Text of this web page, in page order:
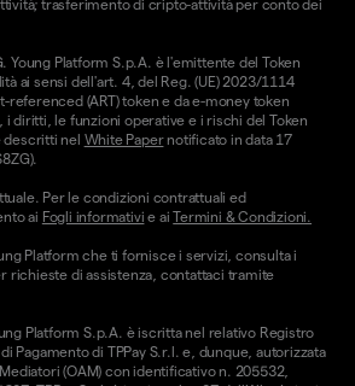
trasferimento di cripto-attività per conto dei
Young Platform S.p.A. è l'emittente del Token
ai sensi dell'art. 4, del Reg. (UE) 2023/1114
referenced (ART) token e da e-money token
i diritti, le funzioni operative e i rischi del Token
descritti nel White Papernotificato in data 17
Per le condizioni contrattuali ed
ai Fogli informativi e aiTermini & Condizioni.
Platform che ti fornisce i servizi, consulta i
richieste di assistenza, contattaci tramite
Platform S.p.A. è iscritta nel relativo Registro
Pagamento di TPPay S.r.l. e, dunque, autorizzata
(OAM) con identificativo n. 205532,